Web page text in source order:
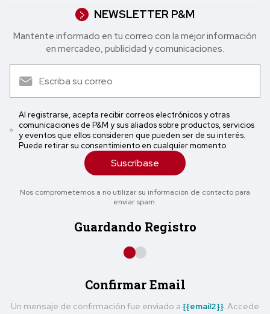
NEWSLETTER P&M
Mantente informado en tu correo con la mejor in formación
en mercadeo, publicidad y comunicaciones.
Al registrarse, acepta recibir correos electrónicos y otras
comunicaciones de P&M y sus aliados sobre productos, servicios
y eventos que ellos consideren que pueden ser de su interés.
Puede retirar su consentimiento en cualquier momento
Suscríbase
Nos comprometemos a no utilizar su información de contacto para
enviar spam.
Guardando Registro
Confirmar Email
Un mensaje de confirmación fue enviado a {{email2}} . Accede